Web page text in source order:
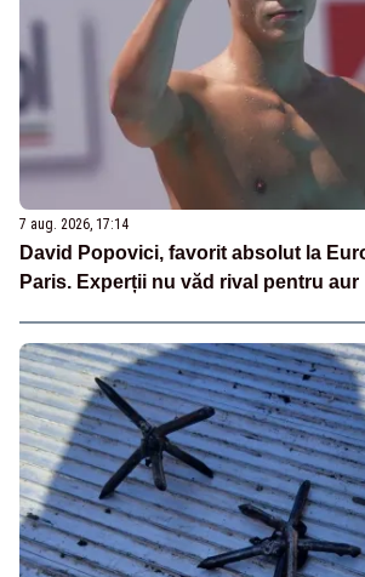
7 aug. 2026, 17:14
David Popovici, favorit absolut la
Paris. Experții nu văd rival pentru aur